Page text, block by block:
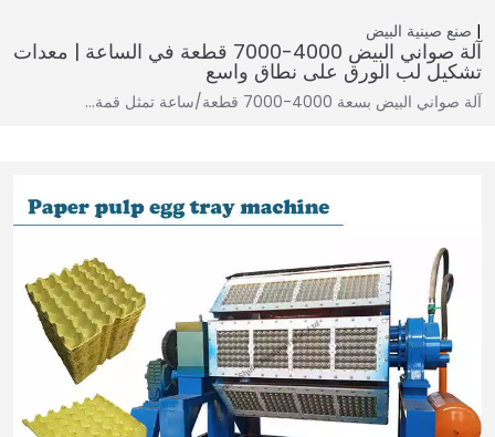
صنع صينية البيض
آلة صواني البيض 4000-7000 قطعة في الساعة | معدات
تشكيل لب الورق على نطاق واسع
آلة صواني البيض بسعة 4000-7000 قطعة/ساعة تمثل قمة…